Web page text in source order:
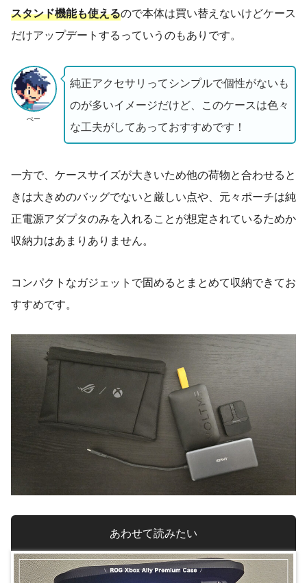
スタンド機能も使えるので本体は買い替えないけどケース
だけアップデートするっていうのもありです。
ぺー
純正アクセサリってシンプルで個性がないも
のが多いイメージだけど、このケースは色々
な工夫がしてあっておすすめです！
一方で、ケースサイズが大きいため他の荷物と合わせると
きは大きめのバッグでないと厳しい点や、元々ポーチは純
正電源アダプタのみを入れることが想定されているためか
収納力はあまりありません。
コンパクトなガジェットで固めるとまとめて収納できてお
すすめです。